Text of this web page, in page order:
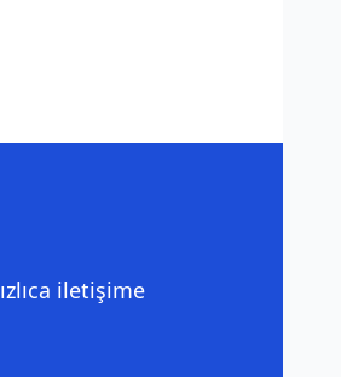
iletişime